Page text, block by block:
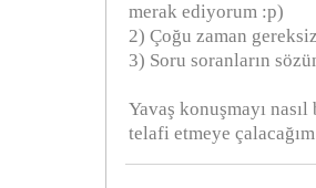
merak ediyorum :p)
2) Çoğu zaman
3) Soru soranların
Yavaş konuşmayı
telafi etmeye